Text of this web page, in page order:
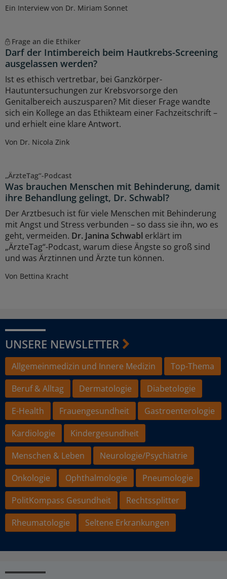
Ein Interview von Dr. Miriam Sonnet
Frage an die Ethiker
Darf der Intimbereich beim Hautkrebs-Screening
ausgelassen werden?
Ist es ethisch vertretbar, bei Ganzkörper-
Hautuntersuchungen zur Krebsvorsorge den
Genitalbereich auszusparen? Mit dieser Frage wandte
sich ein Kollege an das Ethikteam einer Fachzeitschrift –
und erhielt eine klare Antwort.
Von Dr. Nicola Zink
„ÄrzteTag“-Podcast
Was brauchen Menschen mit Behinderung, damit
ihre Behandlung gelingt, Dr. Schwabl?
Der Arztbesuch ist für viele Menschen mit Behinderung
mit Angst und Stress verbunden – so dass sie ihn, wo es
geht, vermeiden. Dr. Janina Schwabl erklärt im
„ÄrzteTag“-Podcast, warum diese Ängste so groß sind
und was Ärztinnen und Ärzte tun können.
Von Bettina Kracht
UNSERE NEWSLETTER
Allgemeinmedizin und Innere Medizin
Top-Thema
Beruf & Alltag
Dermatologie
Diabetologie
E-Health
Frauengesundheit
Gastroenterologie
Kardiologie
Kindergesundheit
Menschen & Leben
Neurologie/Psychiatrie
Onkologie
Ophthalmologie
Pneumologie
PolitKompass Gesundheit
Rechtssplitter
Rheumatologie
Seltene Erkrankungen